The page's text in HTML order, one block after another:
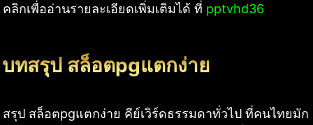
คลิกเพื่ออ่านรายละเอียดเพิ่มเติมได้ ที่ pptvhd36
บทสรุป สล็อตpgแตกง่าย
สรุป สล็อตpgแตกง่าย คีย์เวิร์ดธรรมดาทั่วไป ที่คนไทยมัก